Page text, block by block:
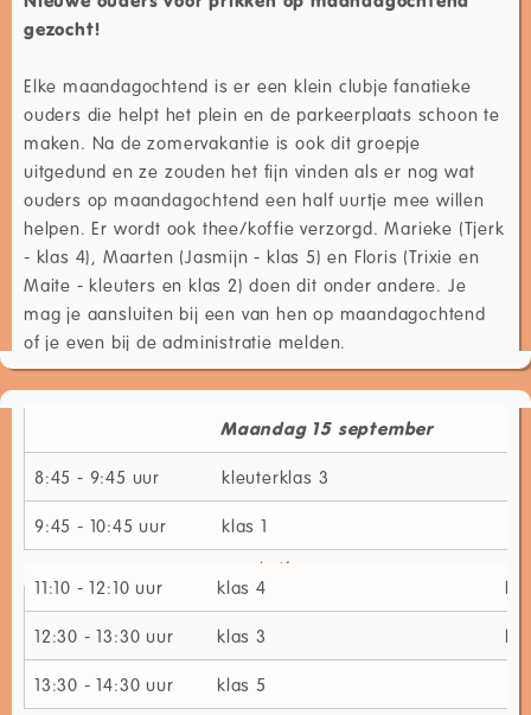
gezocht!
Elke maandagochtend is er een klein clubje fanatieke
ouders die helpt het plein en de parkeerplaats schoon te
maken. Na de zomervakantie is ook dit groepje
uitgedund en ze zouden het fijn vinden als er nog wat
ouders op maandagochtend een half uurtje mee willen
helpen. Er wordt ook thee/koffie verzorgd. Marieke (Tjerk
- klas 4), Maarten (Jasmijn - klas 5) en Floris (Trixie en
Maite - kleuters en klas 2) doen dit onder andere. Je
mag je aansluiten bij een van hen op maandagochtend
of je even bij de administratie melden.
Maandag 15 september
8:45 - 9:45 uur kleuterklas 3
9:45 - 10:45 uur klas 1
11:10 - 12:10 uur klas 4
12:30 - 13:30 uur klas 3
13:30 - 14:30 uur klas 5